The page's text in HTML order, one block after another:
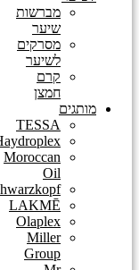
מברשות
שיער
מסרקים
לשיער
קרם
חמצן
מותגים
TESSA
Moroccan
Oil
LAKMĒ
Olaplex
Miller
Group